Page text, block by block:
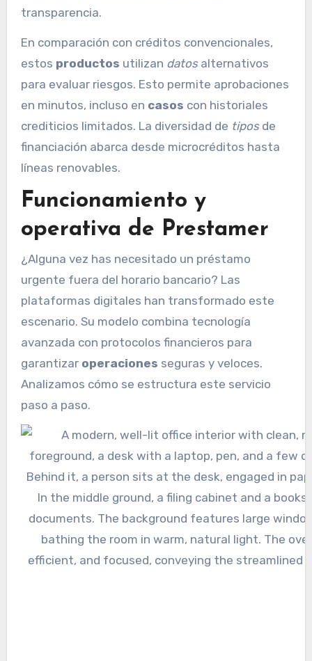
transparencia.
En comparación con créditos convencionales,
estos productos utilizan datosalternativos
para evaluar riesgos. Esto permite aprobaciones
en minutos, incluso en casos con historiales
crediticios limitados. La diversidad de tiposde
financiación abarca desde microcréditos hasta
líneas renovables.
Funcionamiento y
operativa de Prestamer
¿Alguna vez has necesitado un préstamo
urgente fuera del horario bancario? Las
plataformas digitales han transformado este
escenario. Su modelo combina tecnología
avanzada con protocolos financieros para
garantizar operaciones seguras y veloces.
Analizamos cómo se estructura este servicio
paso a paso.